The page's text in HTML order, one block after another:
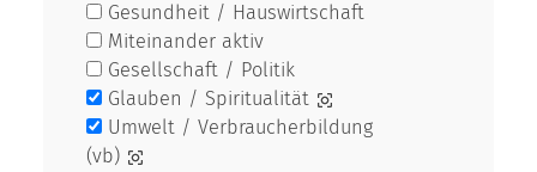
Gesundheit / Hauswirtschaft
Miteinander aktiv
Gesellschaft / Politik
Glauben / Spiritualität
Umwelt / Verbraucherbildung
(vb)